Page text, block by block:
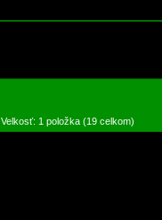
Velkosť: 1 položka (19 celkom)